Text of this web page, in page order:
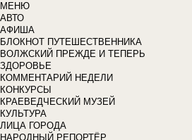
МЕНЮ
АВТО
АФИША
БЛОКНОТ ПУТЕШЕСТВЕННИКА
ВОЛЖСКИЙ ПРЕЖДЕ И ТЕПЕРЬ
ЗДОРОВЬЕ
КОММЕНТАРИЙ НЕДЕЛИ
КОНКУРСЫ
КРАЕВЕДЧЕСКИЙ МУЗЕЙ
КУЛЬТУРА
ЛИЦА ГОРОДА
НАРОДНЫЙ РЕПОРТЁР